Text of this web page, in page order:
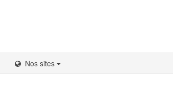
Nos sites